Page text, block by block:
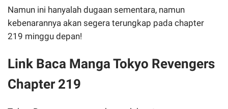
Namun ini hanyalah dugaan sementara, namun
kebenarannya akan segera terungkap pada chapter
219 minggu depan!
Link Baca Manga Tokyo Revengers
Chapter 219